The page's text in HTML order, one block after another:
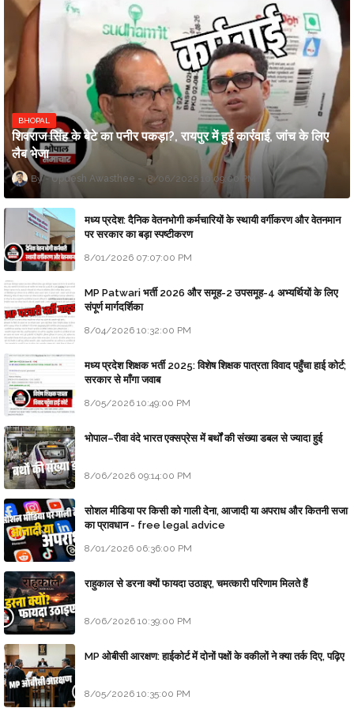
BHOPAL
शिवराज सिंह के बेटे का पनीर पकड़ा?, रायपुर में हुई कार्रवाई, जांच के लिए
लैब भेजा
Updesh Awasthee 8/06/2026 10:09:00 PM
मध्य प्रदेश: दैनिक वेतनभोगी कर्मचारियों के स्थायी वर्गीकरण और वेतनमान
पर सरकार का बड़ा स्पष्टीकरण
8/01/2026 07:07:00 PM
MP Patwari भर्ती 2026 और समूह-2 उपसमूह-4 अभ्यर्थियों के लिए
संपूर्ण मार्गदर्शिका
8/04/2026 10:32:00 PM
मध्य प्रदेश शिक्षक भर्ती 2025: विशेष शिक्षक पात्रता विवाद पहुँचा हाई कोर्ट;
सरकार से माँगा जवाब
8/05/2026 10:49:00 PM
भोपाल–रीवा वंदे भारत एक्सप्रेस में बर्थों की संख्या डबल से ज्यादा हुई
8/06/2026 09:14:00 PM
सोशल मीडिया पर किसी को गाली देना, आजादी या अपराध और कितनी सजा
का प्रावधान - free legal advice
8/01/2026 06:36:00 PM
राहुकाल से डरना क्यों फायदा उठाइए, चमत्कारी परिणाम मिलते हैं
8/06/2026 10:39:00 PM
MP ओबीसी आरक्षण: हाईकोर्ट में दोनों पक्षों के वकीलों ने क्या तर्क दिए, पढ़िए
8/05/2026 10:35:00 PM